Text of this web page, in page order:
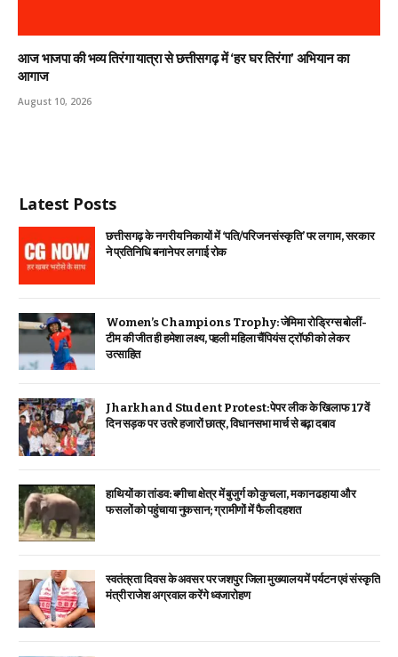
आज भाजपा की भव्य तिरंगा यात्रा से छत्तीसगढ़ में ‘हर घर तिरंगा’ अभियान का
आगाज
August 10, 2026
Latest Posts
छत्तीसगढ़ के नगरीय निकायों में ‘पति/परिजन संस्कृति’ पर लगाम, सरकार
ने प्रतिनिधि बनाने पर लगाई रोक
Women’s Champions Trophy: जेमिमा रोड्रिग्स बोलीं-
टीम की जीत ही हमेशा लक्ष्य, पहली महिला चैंपियंस ट्रॉफी को लेकर
उत्साहित
Jharkhand Student Protest: पेपर लीक के खिलाफ 17वें
दिन सड़क पर उतरे हजारों छात्र, विधानसभा मार्च से बढ़ा दबाव
हाथियों का तांडव: बगीचा क्षेत्र में बुजुर्ग को कुचला, मकान ढहाया और
फसलों को पहुंचाया नुकसान; ग्रामीणों में फैली दहशत
स्वतंत्रता दिवस के अवसर पर जशपुर जिला मुख्यालय में पर्यटन एवं संस्कृति
मंत्री राजेश अग्रवाल करेंगे ध्वजारोहण